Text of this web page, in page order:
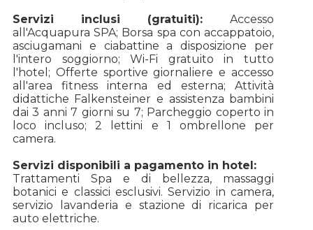
Servizi inclusi (gratuiti):Accesso
all'Acquapura SPA; Borsa spa con accappatoio,
asciugamani e ciabattine a disposizione per
l'intero soggiorno; Wi-Fi gratuito in tutto
l'hotel; Offerte sportive giornaliere e accesso
all'area fitness interna ed esterna; Attività
didattiche Falkensteiner e assistenza bambini
dai 3 anni 7 giorni su 7; Parcheggio coperto in
loco incluso; 2 lettini e 1 ombrellone per
camera.
Servizi disponibili a pagamento in hotel:
Trattamenti Spa e di bellezza, massaggi
botanici e classici esclusivi. Servizio in camera,
servizio lavanderia e stazione di ricarica per
auto elettriche.